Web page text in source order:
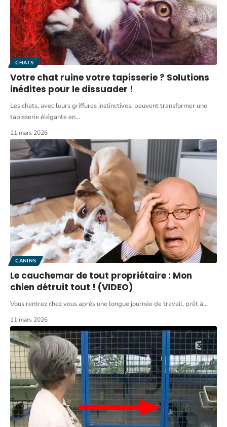
CHATS
Votre chat ruine votre tapisserie ? Solutions
inédites pour le dissuader !
Les chats, avec leurs griffures instinctives, peuvent transformer une
tapisserie élégante en…
11 mars 2026
CANINS
Le cauchemar de tout propriétaire : Mon
chien détruit tout ! (VIDEO)
Vous rentrez chez vous après une longue journée de travail, prêt à…
11 mars 2026